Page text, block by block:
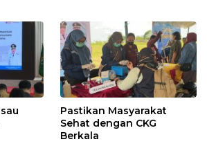
Pastikan Masyarakat
Sehat dengan CKG
Berkala